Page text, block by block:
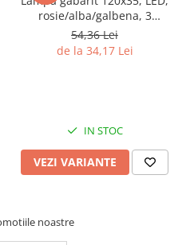
si
rosie/alba/galbena, 3
functii, 12-36V, FT-038
54,36 Lei
de la 34,17 Lei
IN STOC
VEZI VARIANTE
noastre